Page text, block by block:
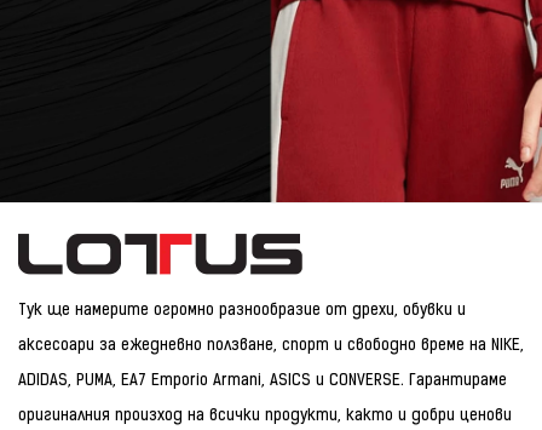
Тук ще намерите огромно разнообразие от дрехи, обувки и
аксесоари за ежедневно ползване, спорт и свободно време на NIKE,
ADIDAS, PUMA, EA7 Emporio Armani, ASICS и CONVERSE. Гарантираме
оригиналния произход на всички продукти, както и добри ценови